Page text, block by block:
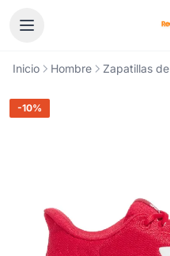
Inicio Hombre Zapatillas
-10%